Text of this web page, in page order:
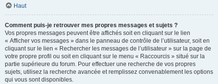
Haut
Comment puis-je retrouver mes propres messages et sujets ?
Vos propres messages peuvent être affichés soit en cliquant sur le lien
« Afficher vos messages » dans le panneau de contrôle de l’utilisateur, soit en
cliquant sur le lien « Rechercher les messages de l’utilisateur » sur la page de
votre propre profil ou soit en cliquant sur le menu « Raccourcis » situé sur la
partie supérieure du forum. Pour effectuer une recherche de vos propres
sujets, utilisez la recherche avancée et remplissez convenablement les options
qui vous sont disponibles.